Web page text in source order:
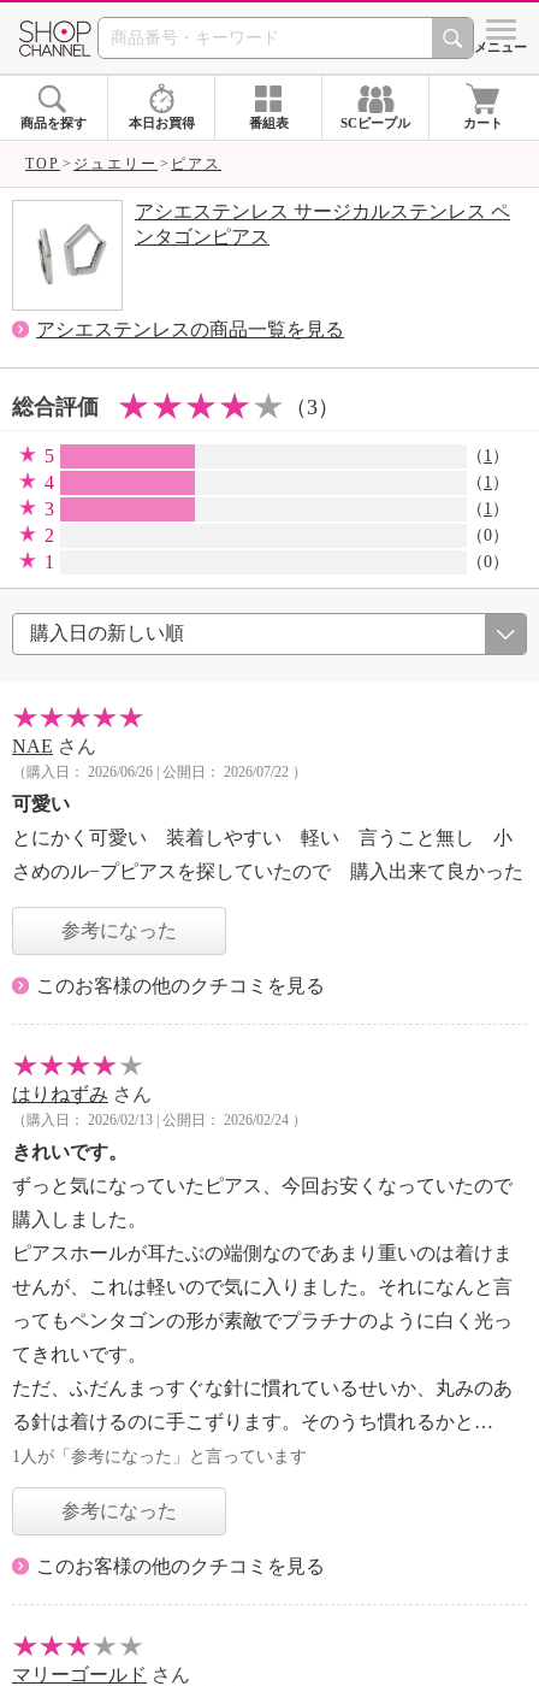
SHOP CHANNEL シメニュー
商品を探す 本日お買得 番組表 SCピープル カート
TOP ジュエリー ピアス
アシエステンレス サージカルステンレス ペ
ンタゴンピアス
アシエステンレスの商品一覧を見る
総合評価 （3）
5 （ 1 ）
4 （ 1 ）
3 （ 1 ）
2 （0）
1 （0）
NAE さん
（購入日： 2026/06/26 | 公開日： 2026/07/22 ）
可愛い
とにかく可愛い 装着しやすい 軽い 言うこと無し 小
さめのル−プピアスを探していたので 購入出来て良かった
参考になった
このお客様の他のクチコミを見る
はりねずみ さん
（購入日： 2026/02/13 | 公開日： 2026/02/24 ）
きれいです。
ずっと気になっていたピアス、今回お安くなっていたので
購入しました。
ピアスホールが耳たぶの端側なのであまり重いのは着けま
せんが、これは軽いので気に入りました。それになんと言
ってもペンタゴンの形が素敵でプラチナのように白く光っ
てきれいです。
ただ、ふだんまっすぐな針に慣れているせいか、丸みのあ
る針は着けるのに手こずります。そのうち慣れるかと…
1人が「参考になった」と言っています
参考になった
このお客様の他のクチコミを見る
マリーゴールド さん